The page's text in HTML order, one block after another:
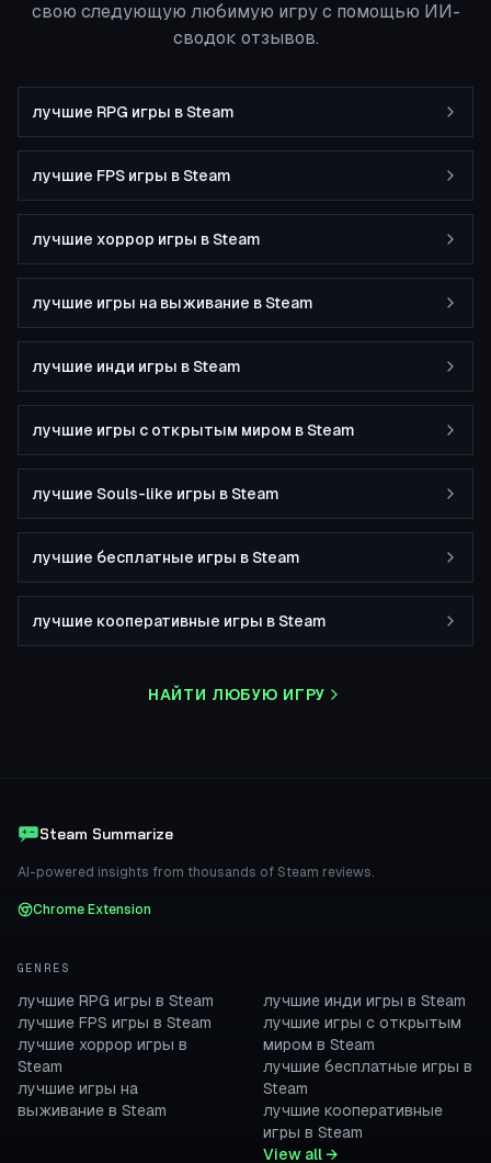
свою следующую любимую игру с помощью ИИ-
сводок отзывов.
лучшие RPG игры в Steam
лучшие FPS игры в Steam
лучшие хоррор игры в Steam
лучшие игры на выживание в Steam
лучшие инди игры в Steam
лучшие игры с открытым миром в Steam
лучшие Souls-like игры в Steam
лучшие бесплатные игры в Steam
лучшие кооперативные игры в Steam
НАЙТИ ЛЮБУЮ ИГРУ
Steam Summarize
AI-powered insights from thousands of Steam reviews.
Chrome Extension
GENRES
лучшие RPG игры в Steam
лучшие FPS игры в Steam
лучшие хоррор игры в
Steam
лучшие игры на
выживание в Steam
лучшие инди игры в Steam
лучшие игры с открытым
миром в Steam
лучшие бесплатные игры в
Steam
лучшие кооперативные
игры в Steam
View all →